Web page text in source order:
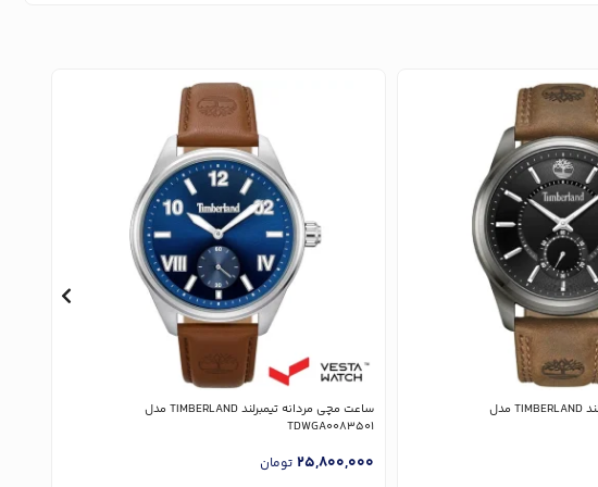
ساعت مچی مردانه تیمبرلند TIMBERLAND مدل
ساعت مچی مردانه تیمبرلند TIMBERLAND مدل
TDWGA0083501
25,800,000 تومان